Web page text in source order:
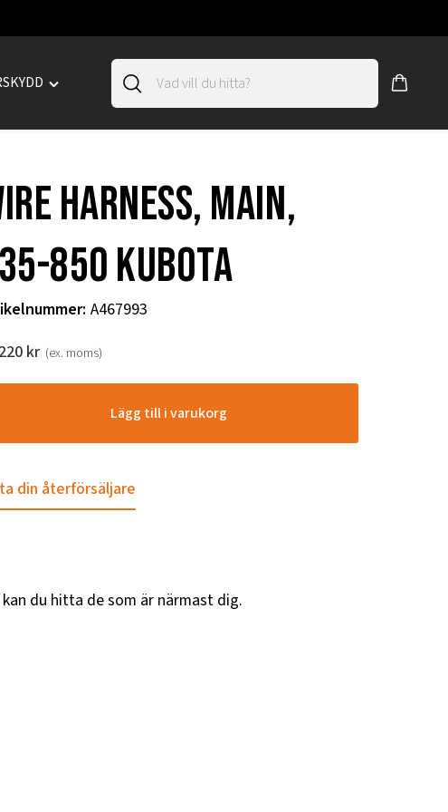
Toggle
HARNESS, MAIN,
850 KUBOTA
: A467993
kr (ex. moms)
Lägg till i varukorg
din återförsäljare
du hitta de som är närmast dig.